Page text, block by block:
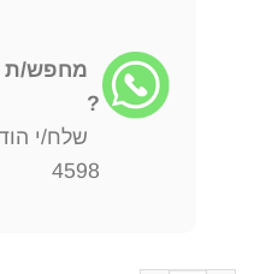
מחפש/ת
?
4598